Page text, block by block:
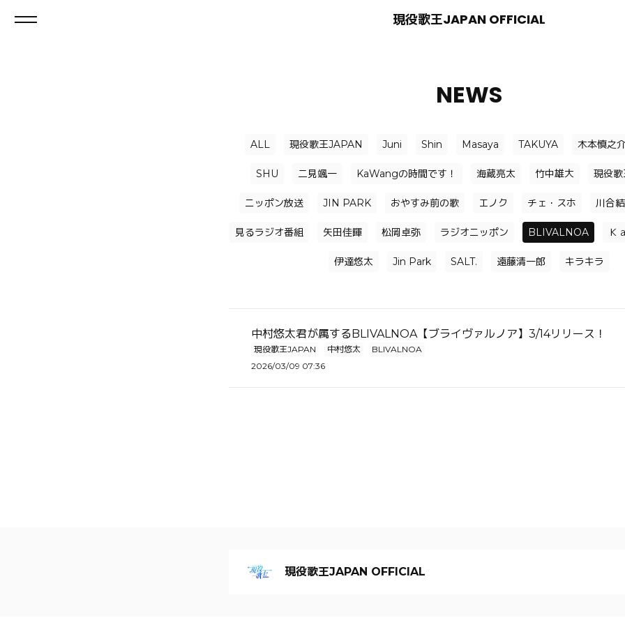
現役歌王JAPAN OFFICIAL
NEWS
ALL 現役歌王JAPAN Juni Shin Masaya TAKUYA 木本慎之
SHU 二見颯一 KaWangの時間です！ 海蔵亮太 竹中雄大 現役歌
ニッポン放送 JIN PARK おやすみ前の歌 エノク チェ・スホ 川合
見るラジオ番組 矢田佳暉 松岡卓弥 ラジオニッポン BLIVALNOA Ｋ
伊達悠太 Jin Park SALT. 遠藤清一郎 キラキラ
中村悠太君が属するBLIVALNOA【ブライヴァルノア】3/14リリース！
現役歌王JAPAN 中村悠太
BLIVALNOA
2026/03/09 07:36
現役歌王JAPAN OFFICIAL